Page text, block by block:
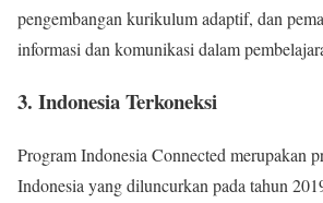
pengembangan kurikulum adaptif, dan
informasi dan komunikasi dalam
3. Indonesia Terkoneksi
Program Indonesia Connected merupakan
Indonesia yang diluncurkan pada tahun